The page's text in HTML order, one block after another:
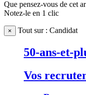
Que pensez-vous de cet
Notez-le en 1 clic
× Tout sur : Candidat
50-ans-et-
Vos